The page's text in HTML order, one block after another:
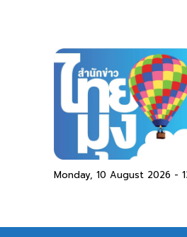
Monday, 10 August 2026 -